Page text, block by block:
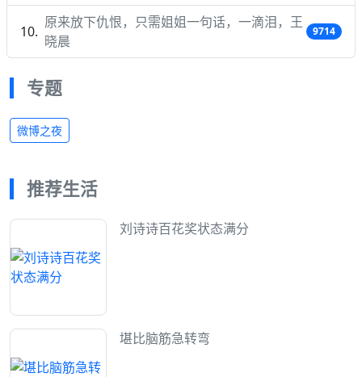
原来放下仇恨，只需姐姐一句话，一滴泪，王
晓晨
9714
专题
微博之夜
推荐生活
刘诗诗百花奖状态满分
堪比脑筋急转弯